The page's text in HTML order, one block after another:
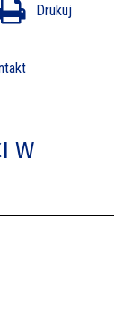
Drukuj
W